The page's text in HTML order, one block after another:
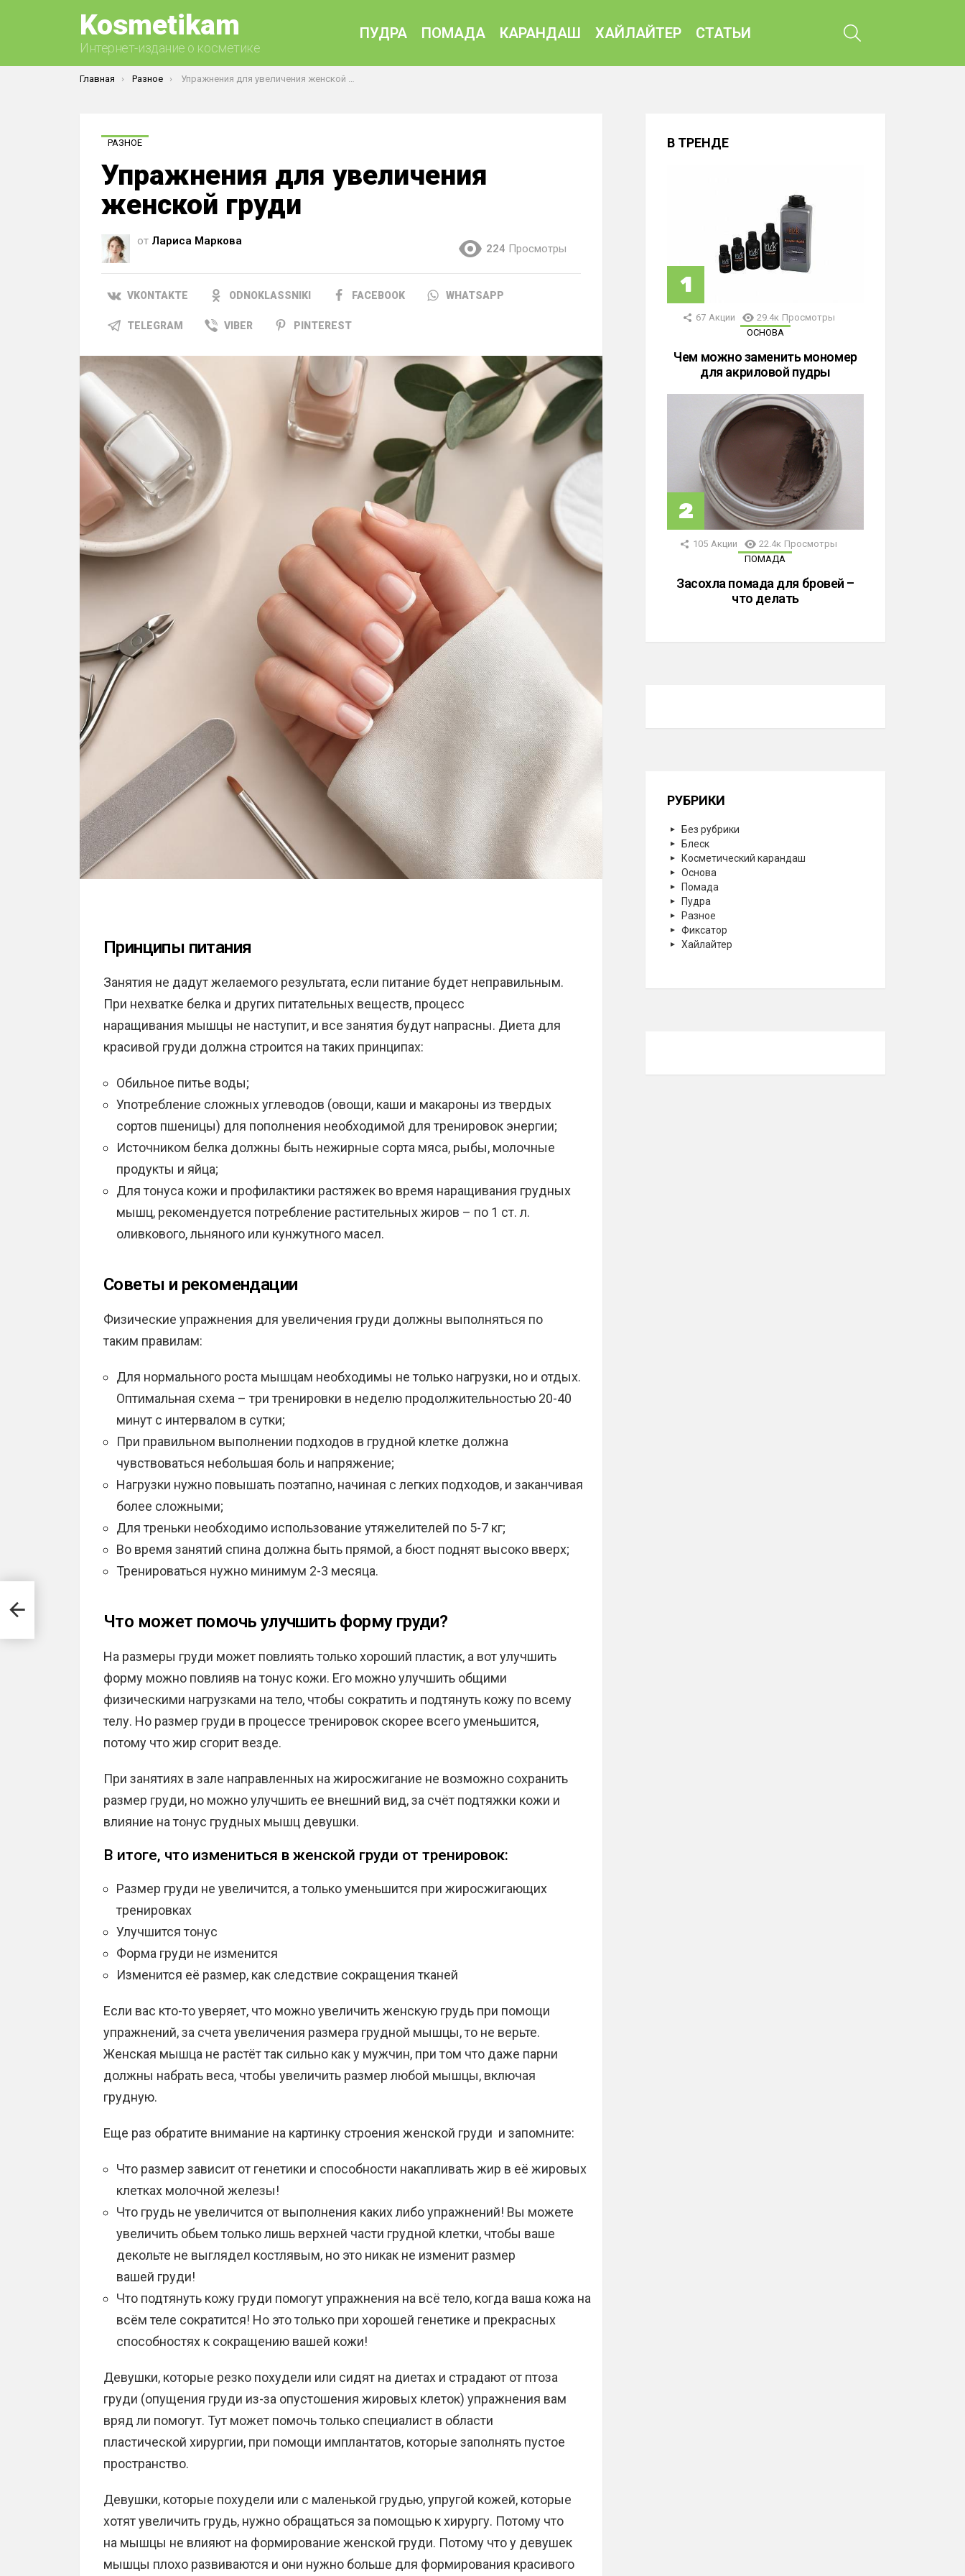
Kosmetikam
Интернет-издание о косметике
ПУДРА ПОМАДА КАРАНДАШ ХАЙЛАЙТЕР СТАТЬИ
Вы здесь:
Главная Разное Упражнения для увеличения женской груди
РАЗНОЕ
Упражнения для увеличения
женской груди
от Лариса Маркова
224 Просмотры
VKONTAKTE ODNOKLASSNIKI FACEBOOK WHATSAPP
TELEGRAM VIBER PINTEREST
Принципы питания
Занятия не дадут желаемого результата, если питание будет неправильным.
При нехватке белка и других питательных веществ, процесс
наращивания мышцы не наступит, и все занятия будут напрасны. Диета для
красивой груди должна строится на таких принципах:
Обильное питье воды;
Употребление сложных углеводов (овощи, каши и макароны из твердых
сортов пшеницы) для пополнения необходимой для тренировок энергии;
Источником белка должны быть нежирные сорта мяса, рыбы, молочные
продукты и яйца;
Для тонуса кожи и профилактики растяжек во время наращивания грудных
мышц, рекомендуется потребление растительных жиров – по 1 ст. л.
оливкового, льняного или кунжутного масел.
Советы и рекомендации
Физические упражнения для увеличения груди должны выполняться по
таким правилам:
Для нормального роста мышцам необходимы не только нагрузки, но и отдых.
Оптимальная схема – три тренировки в неделю продолжительностью 20-40
минут с интервалом в сутки;
При правильном выполнении подходов в грудной клетке должна
чувствоваться небольшая боль и напряжение;
Нагрузки нужно повышать поэтапно, начиная с легких подходов, и заканчивая
более сложными;
Для треньки необходимо использование утяжелителей по 5-7 кг;
Во время занятий спина должна быть прямой, а бюст поднят высоко вверх;
Тренироваться нужно минимум 2-3 месяца.
Что может помочь улучшить форму груди?
На размеры груди может повлиять только хороший пластик, а вот улучшить
форму можно повлияв на тонус кожи. Его можно улучшить общими
физическими нагрузками на тело, чтобы сократить и подтянуть кожу по всему
телу. Но размер груди в процессе тренировок скорее всего уменьшится,
потому что жир сгорит везде.
При занятиях в зале направленных на жиросжигание не возможно сохранить
размер груди, но можно улучшить ее внешний вид, за счёт подтяжки кожи и
влияние на тонус грудных мышц девушки.
В итоге, что измениться в женской груди от тренировок:
Размер груди не увеличится, а только уменьшится при жиросжигающих
тренировках
Улучшится тонус
Форма груди не изменится
Изменится её размер, как следствие сокращения тканей
Если вас кто-то уверяет, что можно увеличить женскую грудь при помощи
упражнений, за счета увеличения размера грудной мышцы, то не верьте.
Женская мышца не растёт так сильно как у мужчин, при том что даже парни
должны набрать веса, чтобы увеличить размер любой мышцы, включая
грудную.
Еще раз обратите внимание на картинку строения женской груди и запомните:
Что размер зависит от генетики и способности накапливать жир в её жировых
клетках молочной железы!
Что грудь не увеличится от выполнения каких либо упражнений! Вы можете
увеличить обьем только лишь верхней части грудной клетки, чтобы ваше
декольте не выглядел костлявым, но это никак не изменит размер
вашей груди!
Что подтянуть кожу груди помогут упражнения на всё тело, когда ваша кожа на
всём теле сократится! Но это только при хорошей генетике и прекрасных
способностях к сокращению вашей кожи!
Девушки, которые резко похудели или сидят на диетах и страдают от птоза
груди (опущения груди из-за опустошения жировых клеток) упражнения вам
вряд ли помогут. Тут может помочь только специалист в области
пластической хирургии, при помощи имплантатов, которые заполнять пустое
пространство.
Девушки, которые похудели или с маленькой грудью, упругой кожей, которые
хотят увеличить грудь, нужно обращаться за помощью к хирургу. Потому что
на мышцы не влияют на формирование женской груди. Потому что у девушек
мышцы плохо развиваются и они нужно больше для формирования красивого
В ТРЕНДЕ
67 Акции 29.4к Просмотры
ОСНОВА
Чем можно заменить мономер
для акриловой пудры
105 Акции 22.4к Просмотры
ПОМАДА
Засохла помада для бровей –
что делать
РУБРИКИ
Без рубрики
Блеск
Косметический карандаш
Основа
Помада
Пудра
Разное
Фиксатор
Хайлайтер